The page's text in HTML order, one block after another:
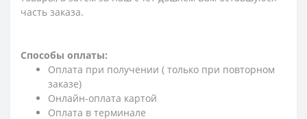
часть заказа.
Способы оплаты:
Оплата при получении ( только при повторном
заказе)
Онлайн-оплата картой
Оплата в терминале